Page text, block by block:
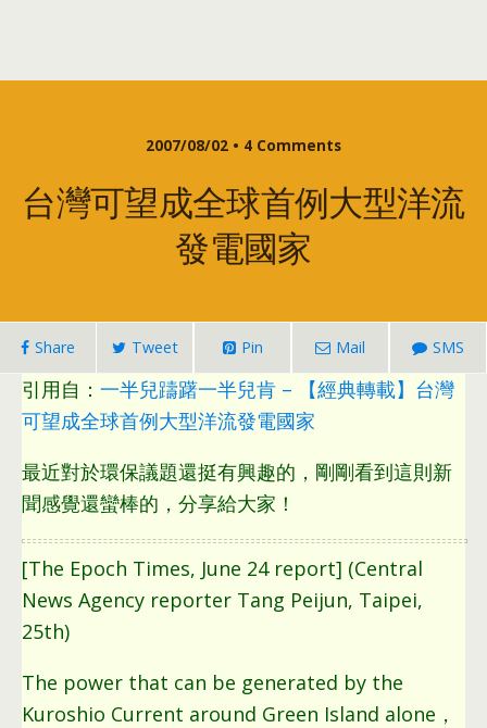
2007/08/02 • 4 Comments
台灣可望成全球首例大型洋流
發電國家
Share Tweet Pin Mail SMS
引用自： 一半兒躊躇一半兒肯 – 【經典轉載】台灣
可望成全球首例大型洋流發電國家
最近對於環保議題還挺有興趣的，剛剛看到這則新
聞感覺還蠻棒的，分享給大家！
[The Epoch Times, June 24 report] (Central
News Agency reporter Tang Peijun, Taipei,
25th)
The power that can be generated by the
Kuroshio Current around Green Island alone，